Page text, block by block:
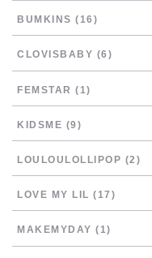
BUMKINS (16)
CLOVISBABY (6)
FEMSTAR (1)
KIDSME (9)
LOULOULOLLIPOP (2)
LOVE MY LIL (17)
MAKEMYDAY (1)